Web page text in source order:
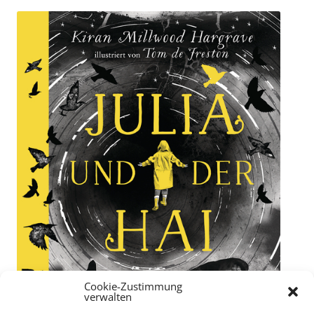
Cookie-Zustimmung
verwalten